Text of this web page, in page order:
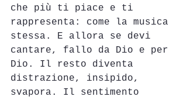
che più ti piace e ti
rappresenta: come la musica
stessa. E allora se devi
cantare, fallo da Dio e per
Dio. Il resto diventa
distrazione, insipido,
svapora. Il sentimento